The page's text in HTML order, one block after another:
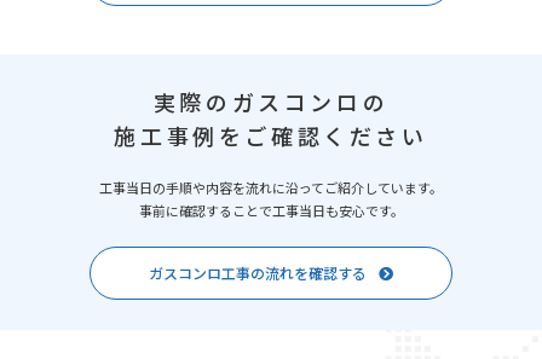
実際のガスコンロの
施工事例をご確認ください
工事当日の手順や内容を流れに沿ってご紹介しています。
事前に確認することで工事当日も安心です。
ガスコンロ工事の流れを確認する